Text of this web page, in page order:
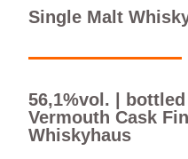
Single Malt
56,1%vol. |
Vermouth Cask
Whiskyhaus